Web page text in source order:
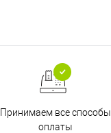
Принимаем все способы
оплаты